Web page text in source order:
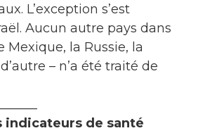
L’exception s’est
Aucun autre pays dans
Mexique, la Russie, la
– n’a été traité de
indicateurs de santé